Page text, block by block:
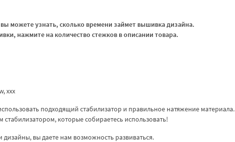
можете узнать, сколько времени займет вышивка дизайна.
нажмите на количество стежков в описании товара.
xxx
подходящий стабилизатор и правильное натяжение материала.
стабилизатором, которые собираетесь использовать!
вы даете нам возможность развиваться.